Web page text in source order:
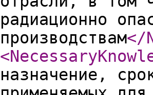
радиационно
производствам</
назначение,